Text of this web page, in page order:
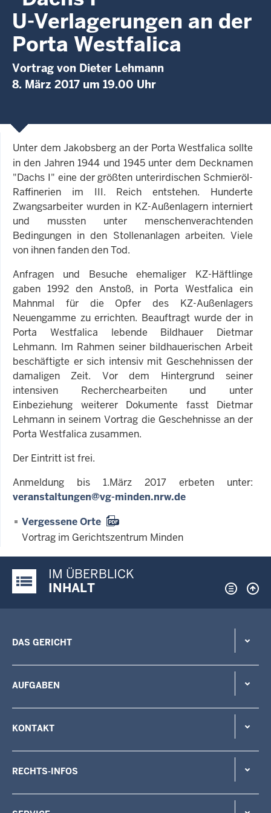
U-Verlagerungen an der
Porta Westfalica
Vortrag von Dieter Lehmann
8. März 2017 um 19.00 Uhr
Unter dem Jakobsberg an der Porta Westfalica sollte
in den Jahren 1944 und 1945 unter dem Decknamen
"Dachs I" eine der größten unterirdischen Schmieröl-
Raffinerien im III. Reich entstehen. Hunderte
Zwangsarbeiter wurden in KZ-Außenlagern interniert
und mussten unter menschenverachtenden
Bedingungen in den Stollenanlagen arbeiten. Viele
von ihnen fanden den Tod.
Anfragen und Besuche ehemaliger KZ-Häftlinge
gaben 1992 den Anstoß, in Porta Westfalica ein
Mahnmal für die Opfer des KZ-Außenlagers
Neuengamme zu errichten. Beauftragt wurde der in
Porta Westfalica lebende Bildhauer Dietmar
Lehmann. Im Rahmen seiner bildhauerischen Arbeit
beschäftigte er sich intensiv mit Geschehnissen der
damaligen Zeit. Vor dem Hintergrund seiner
intensiven Recherchearbeiten und unter
Einbeziehung weiterer Dokumente fasst Dietmar
Lehmann in seinem Vortrag die Geschehnisse an der
Porta Westfalica zusammen.
Der Eintritt ist frei.
Anmeldung bis 1.März 2017 erbeten unter:
veranstaltungen@vg-minden.nrw.de
Vergessene Orte
Vortrag im Gerichtszentrum Minden
Justiz-Portal im Überblick:
IM ÜBERBLICK
INHALT
DAS GERICHT
AUFGABEN
KONTAKT
RECHTS-INFOS